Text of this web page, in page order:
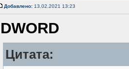
Добавлено: 13.02.2021 13:23
DWORD
Цитата: